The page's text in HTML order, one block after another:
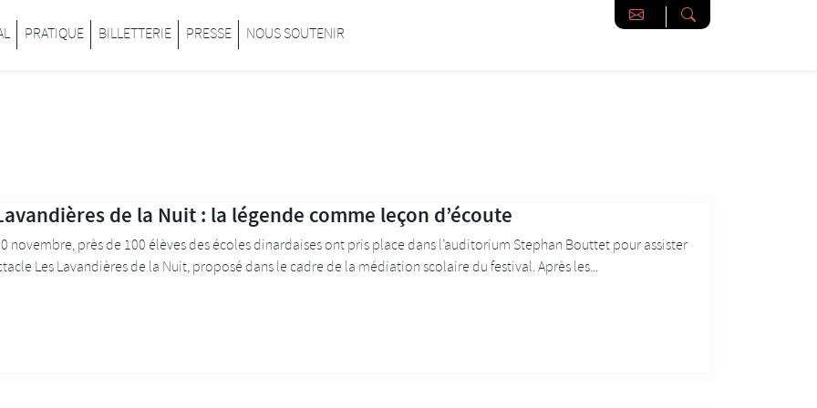
PRATIQUE BILLETTERIE PRESSE NOUS SOUTENIR
de la Nuit : la légende comme leçon d’écoute
novembre, près de 100 élèves des écoles dinardaises ont pris place dans l’auditorium Stephan Bouttet pour assister
Les Lavandières de la Nuit, proposé dans le cadre de la médiation scolaire du festival. Après les...